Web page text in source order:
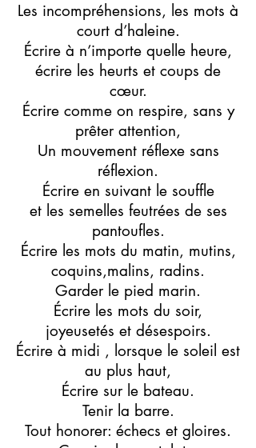
Les incompréhensions, les mots à
court d’haleine.
Écrire à n’importe quelle heure,
écrire les heurts et coups de
cœur.
Écrire comme on respire, sans y
prêter attention,
Un mouvement réflexe sans
réflexion.
Écrire en suivant le souffle
et les semelles feutrées de ses
pantoufles.
Écrire les mots du matin, mutins,
coquins,malins, radins.
Garder le pied marin.
Écrire les mots du soir,
joyeusetés et désespoirs.
Écrire à midi , lorsque le soleil est
au plus haut,
Écrire sur le bateau.
Tenir la barre.
Tout honorer: échecs et gloires.